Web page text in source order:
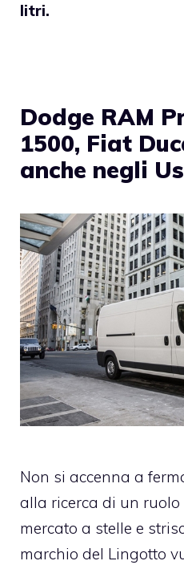
litri.
Dodge RAM
1500, Fiat
anche negli
Non si accenna a
alla ricerca di un
mercato a stelle e
marchio del Lingotto